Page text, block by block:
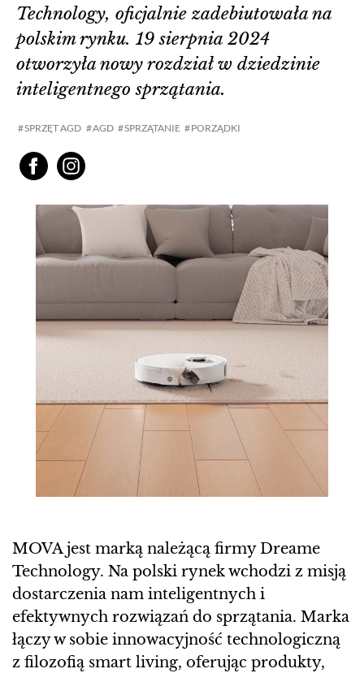
SPRZĘT AGD AGD SPRZĄTANIE PORZĄDKI
Technology, oficjalnie zadebiutowała na
polskim rynku. 19 sierpnia 2024
otworzyła nowy rozdział w dziedzinie
inteligentnego sprzątania.
MOVA jest marką należącą firmy Dreame
Technology. Na polski rynek wchodzi z misją
dostarczenia nam inteligentnych i
efektywnych rozwiązań do sprzątania. Marka
łączy w sobie innowacyjność technologiczną
z filozofią smart living, oferując produkty,